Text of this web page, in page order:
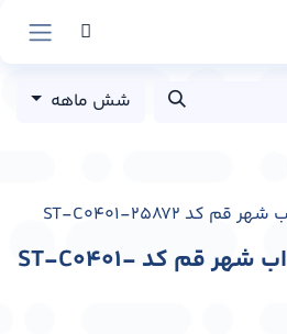
شش ماهه
استرابورد میدان نواب شهر قم کد ST-C0401-